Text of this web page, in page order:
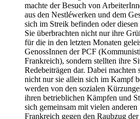
machte der Besuch von
aus den Nestléwerken und dem
sich im Streik befinden oder diesen
Sie überbrachten nicht nur ihre
für die in den letzten Monaten
GenossInnen der PCF
Frankreich), sondern stellten ihre
Redebeiträgen dar. Dabei machten
nicht nur sie allein sich im Kampf
werden von den sozialen
ihren betrieblichen Kämpfen und
sich gemeinsam mit vielen anderen
Frankreich gegen den Raubzug